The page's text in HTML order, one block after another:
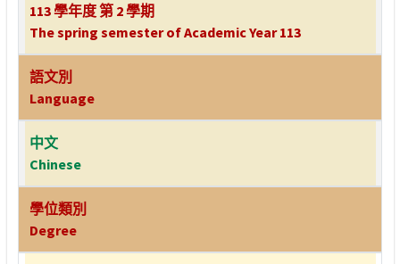
113 學年度 第 2 學期
The spring semester of Academic Year 113
語文別
Language
中文
Chinese
學位類別
Degree